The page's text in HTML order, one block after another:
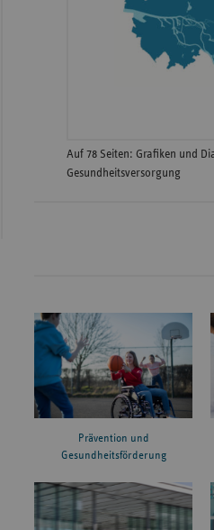
Auf 78 Seiten: Grafiken und
Gesundheitsversorgung
Prävention und
Gesundheitsförderung